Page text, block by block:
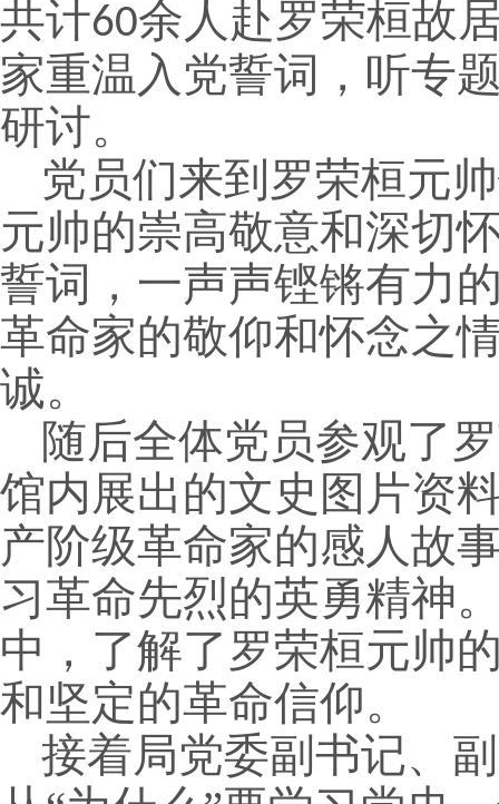
共计60余人赴罗荣桓故
家重温入党誓词，听专
研讨。
党员们来到罗荣桓元
元帅的崇高敬意和深切
誓词，一声声铿锵有力
革命家的敬仰和怀念之
诚。
随后全体党员参观了
馆内展出的文史图片资
产阶级革命家的感人故
习革命先烈的英勇精神
中，了解了罗荣桓元帅
和坚定的革命信仰。
接着局党委副书记、